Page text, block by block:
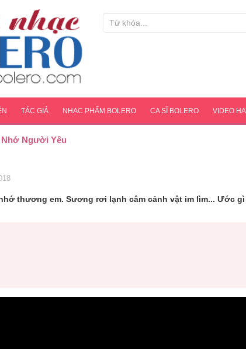
TÁC GIẢ NHẠC PHẨM BOLERO CA SĨ BOLERO VIDEO
Nhớ Người Yêu
thương em. Sương rơi lạnh câm cảnh vật im lìm... Ước